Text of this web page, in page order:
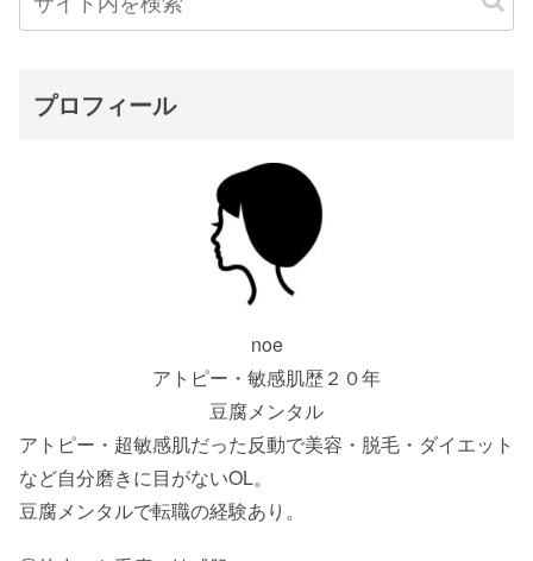
プロフィール
noe
アトピー・敏感肌歴２０年
豆腐メンタル
アトピー・超敏感肌だった反動で美容・脱毛・ダイエット
など自分磨きに目がないOL。
豆腐メンタルで転職の経験あり。